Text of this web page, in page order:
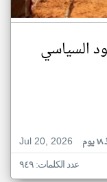
السياسي
Jul 20, 2026
عدد الكلمات: ٩٤٩